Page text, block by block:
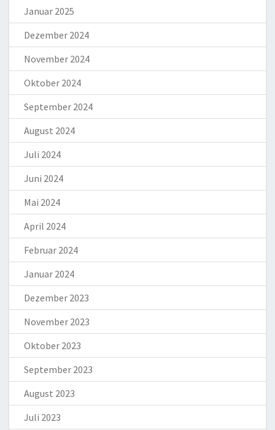
Januar 2025
Dezember 2024
November 2024
Oktober 2024
September 2024
August 2024
Juli 2024
Juni 2024
Mai 2024
April 2024
Februar 2024
Januar 2024
Dezember 2023
November 2023
Oktober 2023
September 2023
August 2023
Juli 2023